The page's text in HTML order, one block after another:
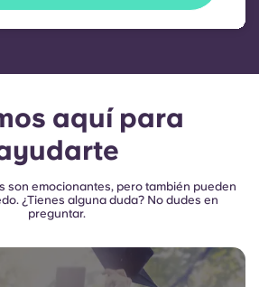
aquí para
son emocionantes, pero también pueden
¿Tienes alguna duda? No dudes en
preguntar.